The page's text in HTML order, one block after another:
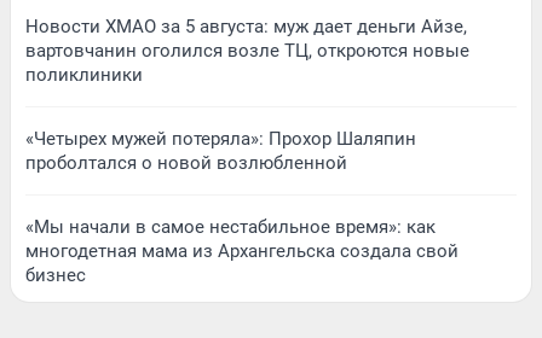
Новости ХМАО за 5 августа: муж дает деньги Айзе,
вартовчанин оголился возле ТЦ, откроются новые
поликлиники
«Четырех мужей потеряла»: Прохор Шаляпин
проболтался о новой возлюбленной
«Мы начали в самое нестабильное время»: как
многодетная мама из Архангельска создала свой
бизнес